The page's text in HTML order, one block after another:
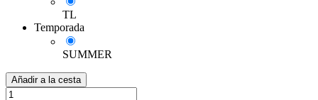
TL
Temporada
SUMMER
Añadir a la cesta